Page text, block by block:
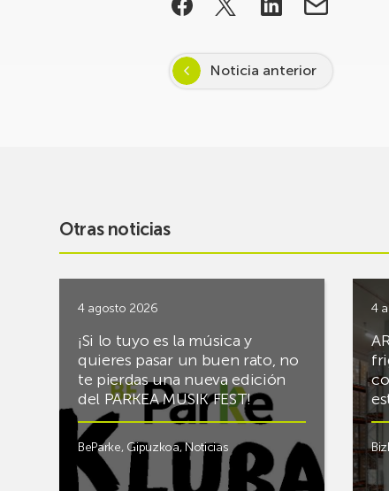
Noticia anterior
Otras noticias
4 agosto 2026
¡Si lo tuyo es la música y
quieres pasar un buen rato, no
te pierdas una nueva edición
del PARKEA MUSIK FEST!
BeParke, Gipuzkoa,Noticias
4